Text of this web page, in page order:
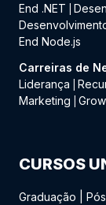
End .NET
End Node.js
Carreiras de
Liderança
Marketing
CURSOS
Graduação